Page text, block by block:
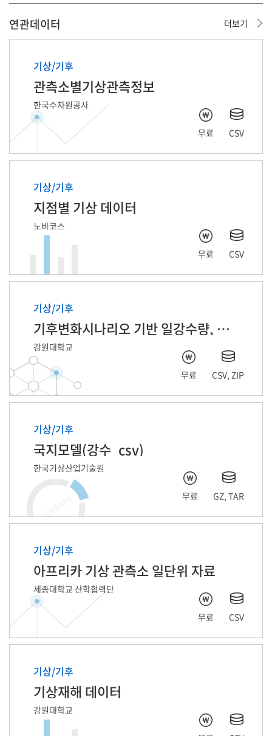
데이터 준비중입니다.
데이터 준비중입니다.
연관데이터 더보기
기상/기후
관측소별기상관측정보
한국수자원공사
무료 CSV
기상/기후
지점별 기상 데이터
노바코스
무료 CSV
기상/기후
기후변화시나리오 기반 일강수량, 일기온 데이터
강원대학교
무료 CSV, ZIP
기상/기후
국지모델(강수_csv)
한국기상산업기술원
무료 GZ, TAR
기상/기후
아프리카 기상 관측소 일단위 자료
세종대학교 산학협력단
무료 CSV
기상/기후
기상재해 데이터
강원대학교